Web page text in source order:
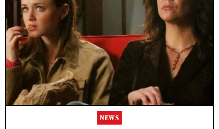
NEWS